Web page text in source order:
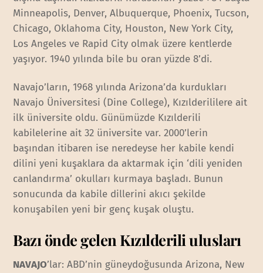
Minneapolis, Denver, Albuquerque, Phoenix, Tucson,
Chicago, Oklahoma City, Houston, New York City,
Los Angeles ve Rapid City olmak üzere kentlerde
yaşıyor. 1940 yılında bile bu oran yüzde 8’di.
Navajo’ların, 1968 yılında Arizona’da kurdukları
Navajo Üniversitesi (Dine College), Kızılderililere ait
ilk üniversite oldu. Günümüzde Kızılderili
kabilelerine ait 32 üniversite var. 2000’lerin
başından itibaren ise neredeyse her kabile kendi
dilini yeni kuşaklara da aktarmak için ‘dili yeniden
canlandırma’ okulları kurmaya başladı. Bunun
sonucunda da kabile dillerini akıcı şekilde
konuşabilen yeni bir genç kuşak oluştu.
Bazı önde gelen Kızılderili ulusları
NAVAJO’lar: ABD’nin güneydoğusunda Arizona, New